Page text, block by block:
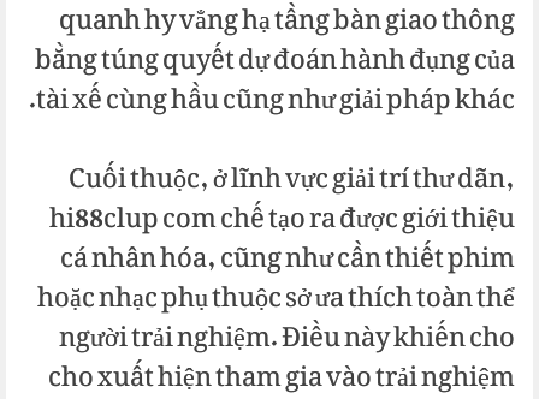
quanh hy vẳng hạ tầng bàn giao thông
bằng túng quyết dự đoán hành đụng của
tài xế cùng hầu cũng như giải pháp khác.
Cuối thuộc, ở lĩnh vực giải trí thư dãn,
hi88clup com chế tạo ra được giới thiệu
cá nhân hóa, cũng như cần thiết phim
hoặc nhạc phụ thuộc sở ưa thích toàn thể
người trải nghiệm. Điều này khiến cho
cho xuất hiện tham gia vào trải nghiệm